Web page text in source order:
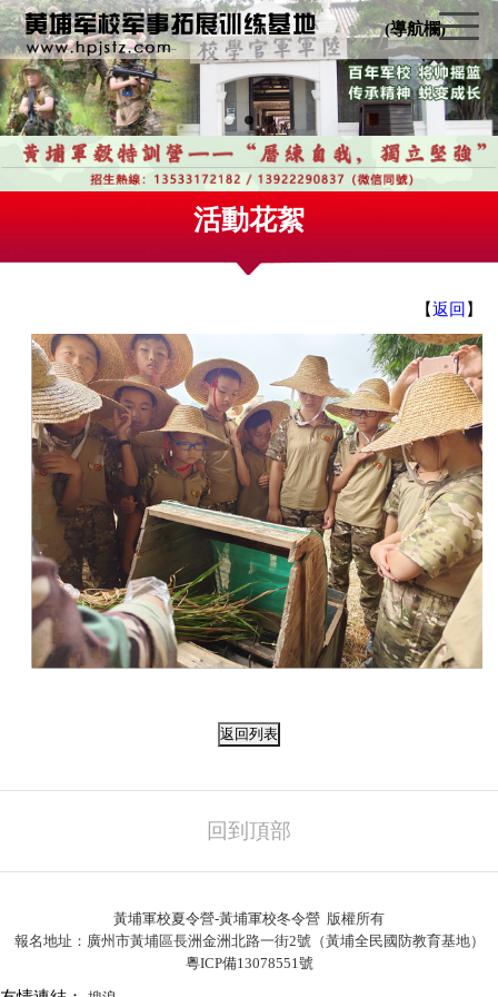
(導航欄)
活動花絮
【返回 】
回到頂部
黃埔軍校夏令營-黃埔軍校冬令營 版權所有
報名地址：廣州市黃埔區長洲金洲北路一街2號（黃埔全民國防教育基地）
粵ICP備13078551號